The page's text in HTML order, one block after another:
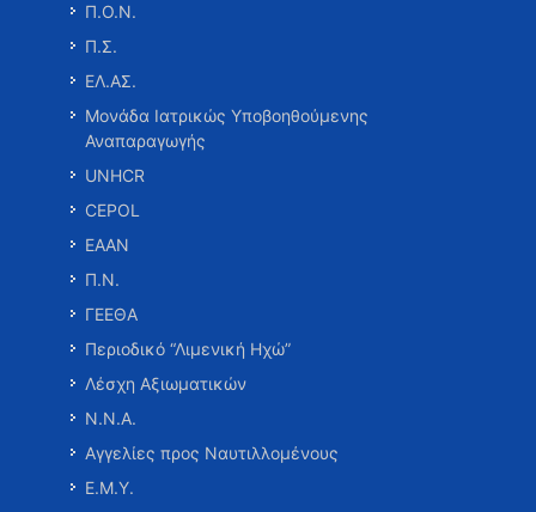
Π.Ο.Ν.
Π.Σ.
ΕΛ.ΑΣ.
Μονάδα Ιατρικώς Υποβοηθούμενης
Αναπαραγωγής
UNHCR
CEPOL
ΕΑΑΝ
Π.Ν.
ΓΕΕΘΑ
Περιοδικό “Λιμενική Ηχώ”
Λέσχη Αξιωματικών
Ν.Ν.Α.
Αγγελίες προς Ναυτιλλομένους
Ε.Μ.Υ.